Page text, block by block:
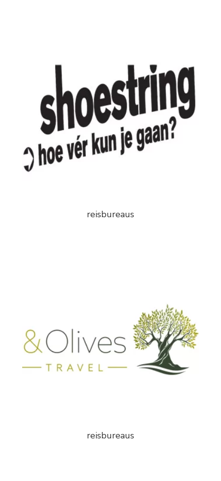
reisbureaus
reisbureaus